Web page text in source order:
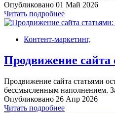
Опубликовано 01 Май 2026
Читать подробнее
Контент-маркетинг,
Продвижение сайта
Продвижение сайта статьями
бессмысленным наполнением.
Опубликовано 26 Апр 2026
Читать подробнее